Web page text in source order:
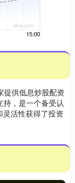
提供低息炒股配资
持，是一个备受认
活性获得了投资